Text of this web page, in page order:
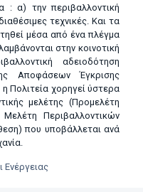
: α) την περιβαλλοντική
τεχνικές. Και τα
μέσα από ένα πλέγμα
στην κοινοτική
αδειοδότηση
Αποφάσεων Έγκρισης
Πολιτεία χορηγεί ύστερα
μελέτης (Προμελέτη
Περιβαλλοντικών
που υποβάλλεται ανά
Ενέργειας